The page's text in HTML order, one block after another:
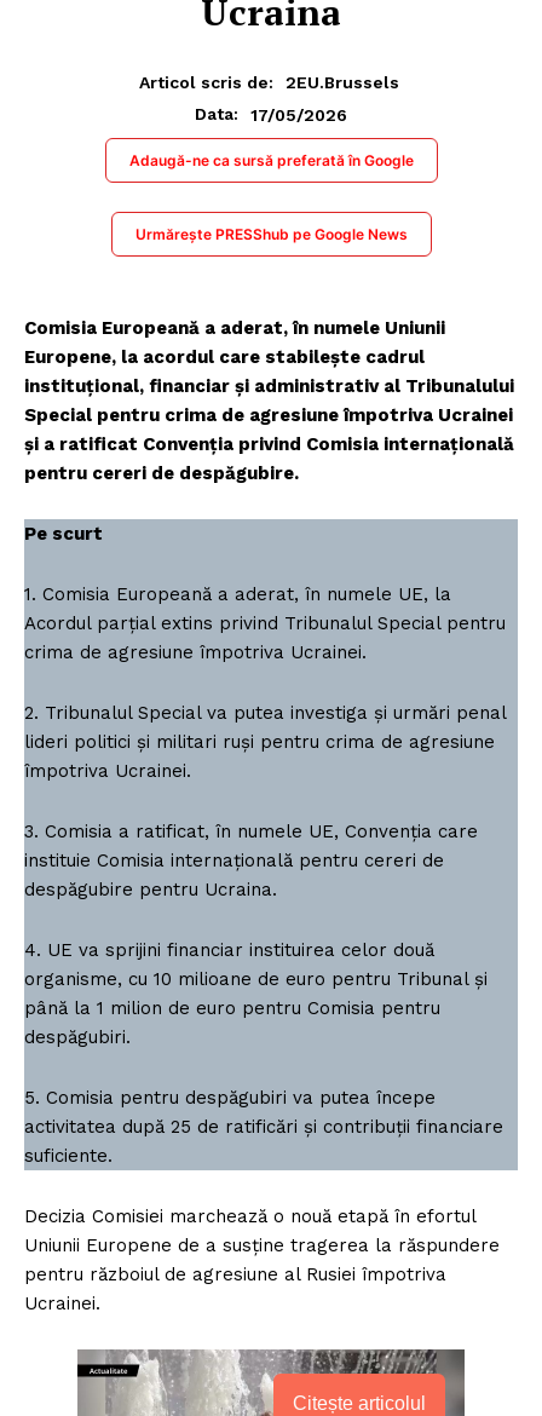
Ucraina
Articol scris de:
2EU.Brussels
Data:
17/05/2026
Adaugă-ne ca sursă preferată în Google
Urmărește PRESShub pe Google News
Comisia Europeană a aderat, în numele Uniunii
Europene, la acordul care stabilește cadrul
instituțional, financiar și administrativ al Tribunalului
Special pentru crima de agresiune împotriva Ucrainei
și a ratificat Convenția privind Comisia internațională
pentru cereri de despăgubire.
Pe scurt
1. Comisia Europeană a aderat, în numele UE, la
Acordul parțial extins privind Tribunalul Special pentru
crima de agresiune împotriva Ucrainei.
2. Tribunalul Special va putea investiga și urmări penal
lideri politici și militari ruși pentru crima de agresiune
împotriva Ucrainei.
3. Comisia a ratificat, în numele UE, Convenția care
instituie Comisia internațională pentru cereri de
despăgubire pentru Ucraina.
4. UE va sprijini financiar instituirea celor două
organisme, cu 10 milioane de euro pentru Tribunal și
până la 1 milion de euro pentru Comisia pentru
despăgubiri.
5. Comisia pentru despăgubiri va putea începe
activitatea după 25 de ratificări și contribuții financiare
suficiente.
Decizia Comisiei marchează o nouă etapă în efortul
Uniunii Europene de a susține tragerea la răspundere
pentru războiul de agresiune al Rusiei împotriva
Ucrainei.
Citește articolul